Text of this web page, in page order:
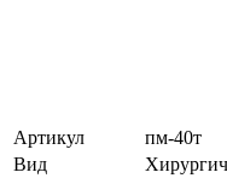
Артикул
пм-40т
Вид